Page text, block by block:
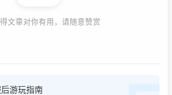
文章对你有用，请随意赞赏
游玩指南